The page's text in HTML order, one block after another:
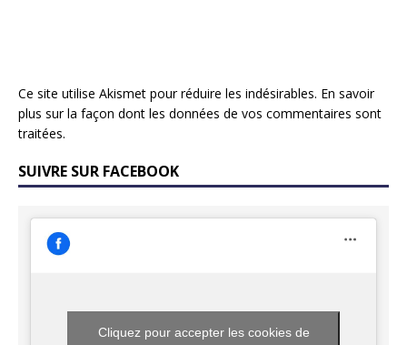
Ce site utilise Akismet pour réduire les indésirables. En savoir
plus sur la façon dont les données de vos commentaires sont
traitées.
SUIVRE SUR FACEBOOK
Cliquez pour accepter les cookies de